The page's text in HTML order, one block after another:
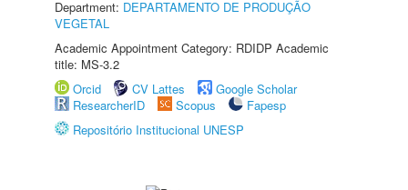
Department: DEPARTAMENTO DE PRODUÇÃO
VEGETAL
Academic Appointment Category: RDIDP Academic
title: MS-3.2
Orcid
CV Lattes
Google Scholar
ResearcherID
Scopus
Fapesp
Repositório Institucional UNESP